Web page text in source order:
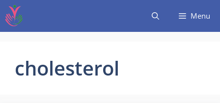
Menu
cholesterol